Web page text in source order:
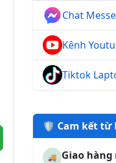
Chat
Kênh
Tiktok
🛡️ Cam kết từ
🚚 Giao hàng